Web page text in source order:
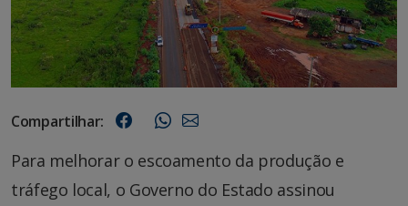
Compartilhar:
Para melhorar o escoamento da produção e
tráfego local, o Governo do Estado assinou